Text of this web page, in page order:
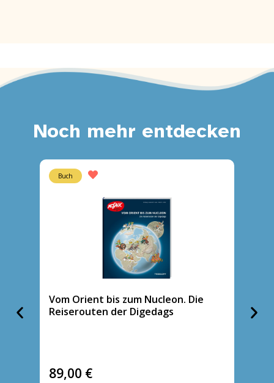
Noch mehr entdecken
Buch
Vom Orient bis zum Nucleon. Die
Reiserouten der Digedags
89,00 €